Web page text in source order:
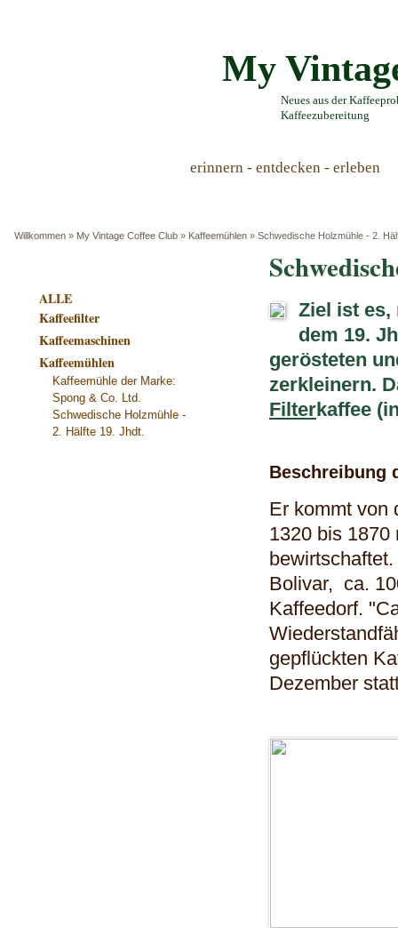
My
Neues aus der
Kaffeezubereitung
erinnern - entdecken - erleben
Willkommen » My Vintage Coffee Club » Kaffeemühlen » Schwedische Holzmühle - 2.
Ziel ist es,
dem 19.
gerösteten
zerkleinern.
Filterkaffee
Beschreibung
Er kommt von
1320 bis 1870
Bolivar, ca.
Kaffeedorf.
gepflückten
Dezember
ALLE
Kaffeefilter
Kaffeemaschinen
Kaffeemühlen
Kaffeemühle der Marke:
Spong & Co. Ltd.
Schwedische Holzmühle -
2. Hälfte 19. Jhdt.